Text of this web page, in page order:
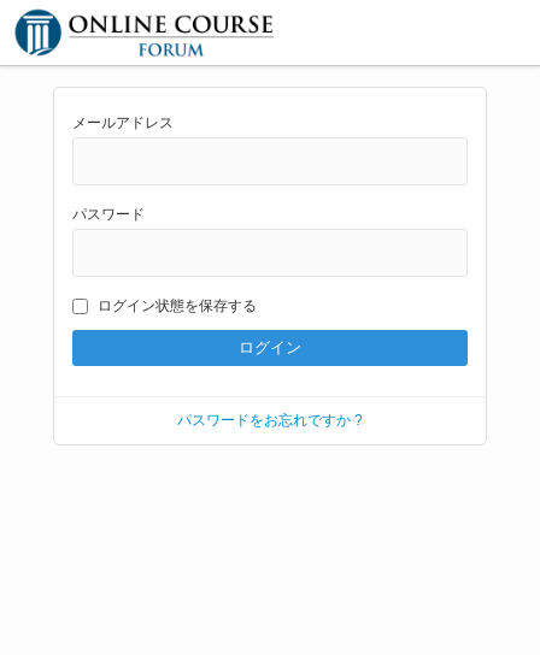
メールアドレス
パスワード
ログイン状態を保存する
パスワードをお忘れですか ?